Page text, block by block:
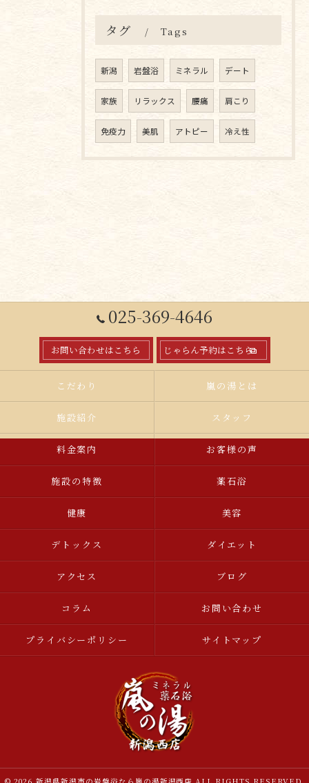
タグ Tags
新潟 岩盤浴 ミネラル デート
家族 リラックス 腰痛 肩こり
免疫力 美肌 アトピー 冷え性
025-369-4646
お問い合わせはこちら じゃらん予約はこちら
こだわり 嵐の湯とは
施設紹介 スタッフ
料金案内 お客様の声
施設の特徴 薬石浴
健康 美容
デトックス ダイエット
アクセス ブログ
コラム お問い合わせ
プライバシーポリシー サイトマップ